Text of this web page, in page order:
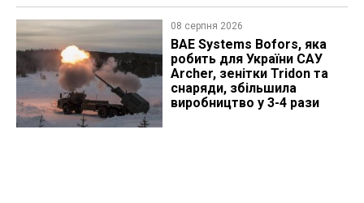
08 серпня 2026
BAE Systems Bofors, яка
робить для України САУ
Archer, зенітки Tridon та
снаряди, збільшила
виробництво у 3-4 рази